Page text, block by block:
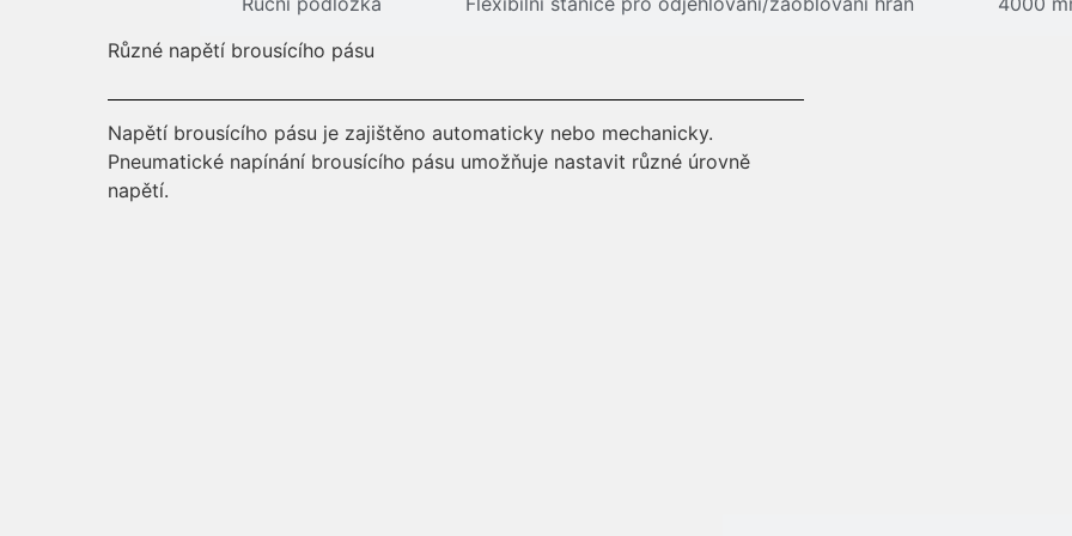
Různé napětí brousícího pásu
Napětí brousícího pásu je zajištěno automaticky nebo mechanicky.
Pneumatické napínání brousícího pásu umožňuje nastavit různé úrovně
napětí.